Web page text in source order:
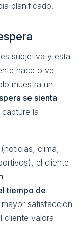
planificado.
subjetiva y esta
hace o ve
muestra un
se sienta
la
clima,
el cliente
tiempo de
satisfaccion
cliente valora